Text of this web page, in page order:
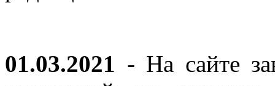
01.03.2021 - На сайте